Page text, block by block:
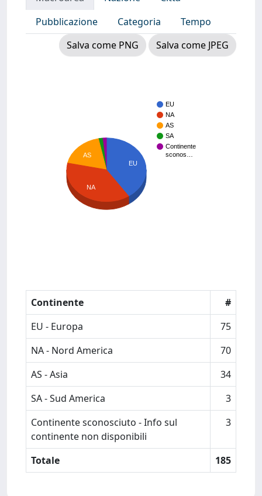
Pubblicazione
Categoria
Tempo
Salva come PNG
Salva come JPEG
EU
NA
AS
SA
Continente
sconos…
EU
AS
NA
Continente
#
EU - Europa
75
NA - Nord America
70
AS - Asia
34
SA - Sud America
3
Continente sconosciuto - Info sul
continente non disponibili
3
Totale 185